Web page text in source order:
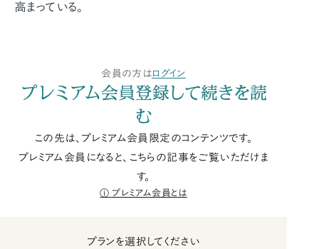
高まっている。
会員の方はログイン
プレミアム会員登録して続きを読
む
この先は、プレミアム会員限定のコンテンツです。
プレミアム会員になると、こちらの記事をご覧いただけま
す。
プレミアム会員とは
プランを選択してください